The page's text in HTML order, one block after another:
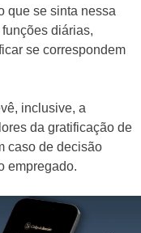
que se sinta nessa
diárias,
se correspondem
inclusive, a
da gratificação de
caso de decisão
empregado.